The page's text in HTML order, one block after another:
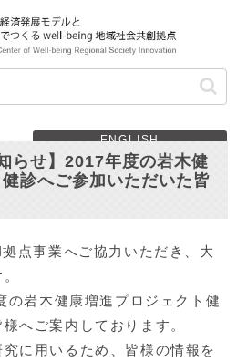
ENGLISH
らせ】2017年度の岩木健
診へご参加いただいた皆
点事業へご協力いただき、大
岩木健康増進プロジェクト健
へご案内しております。
に用いるため、皆様の情報を